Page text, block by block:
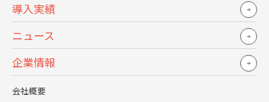
導入実績
ニュース
企業情報
会社概要